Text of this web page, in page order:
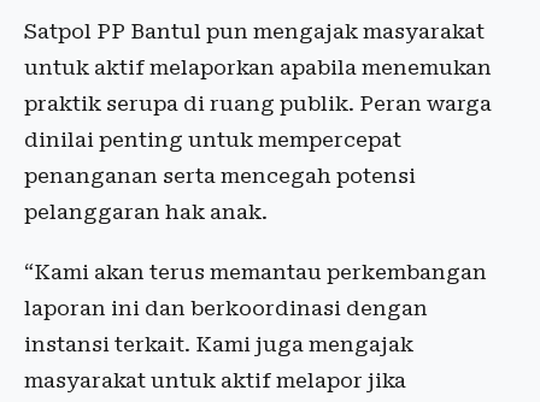
Satpol PP Bantul pun mengajak masyarakat
untuk aktif melaporkan apabila menemukan
praktik serupa di ruang publik. Peran warga
dinilai penting untuk mempercepat
penanganan serta mencegah potensi
pelanggaran hak anak.
“Kami akan terus memantau perkembangan
laporan ini dan berkoordinasi dengan
instansi terkait. Kami juga mengajak
masyarakat untuk aktif melapor jika